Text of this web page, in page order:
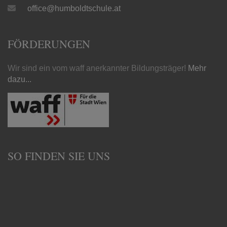
office@humboldtschule.at
FÖRDERUNGEN
Wir sind ein vom waff anerkannter Bildungsträger! Mehr
dazu...
SO FINDEN SIE UNS